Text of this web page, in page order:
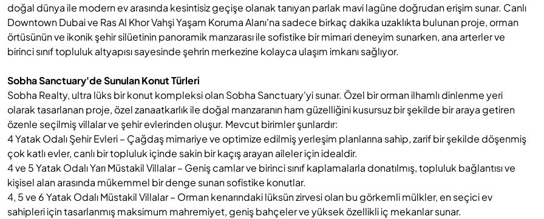
doğal dünya ile modern ev arasında kesintisiz geçişe olanak tanıyan parlak mavi lagüne doğrudan erişim sunar. Canlı
Downtown Dubai ve Ras Al Khor Vahşi Yaşam Koruma Alanı'na sadece birkaç dakika uzaklıkta bulunan proje, orman
örtüsünün ve ikonik şehir silüetinin panoramik manzarası ile sofistike bir mimari deneyim sunarken, ana arterler ve
birinci sınıf topluluk altyapısı sayesinde şehrin merkezine kolayca ulaşım imkanı sağlıyor.
Sobha Sanctuary'de Sunulan Konut Türleri
Sobha Realty, ultra lüks bir konut kompleksi olan Sobha Sanctuary'yi sunar. Özel bir orman ilhamlı dinlenme yeri
olarak tasarlanan proje, özel zanaatkarlık ile doğal manzaranın ham güzelliğini kusursuz bir şekilde bir araya getiren
özenle seçilmiş villalar ve şehir evlerinden oluşur. Mevcut birimler şunlardır:
4 Yatak Odalı Şehir Evleri – Çağdaş mimariye ve optimize edilmiş yerleşim planlarına sahip, zarif bir şekilde döşenmiş
çok katlı evler, canlı bir topluluk içinde sakin bir kaçış arayan aileler için idealdir.
4 ve 5 Yatak Odalı Yarı Müstakil Villalar – Geniş camlar ve birinci sınıf kaplamalarla donatılmış, topluluk bağlantısı ve
kişisel alan arasında mükemmel bir denge sunan sofistike konutlar.
4, 5 ve 6 Yatak Odalı Müstakil Villalar – Orman kenarındaki lüksün zirvesi olan bu görkemli mülkler, en seçici ev
sahipleri için tasarlanmış maksimum mahremiyet, geniş bahçeler ve yüksek özellikli iç mekanlar sunar.